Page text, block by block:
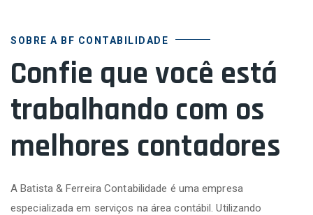
SOBRE A BF CONTABILIDADE
Confie que você está
trabalhando com os
melhores contadores
A Batista & Ferreira Contabilidade é uma empresa
especializada em serviços na área contábil. Utilizando